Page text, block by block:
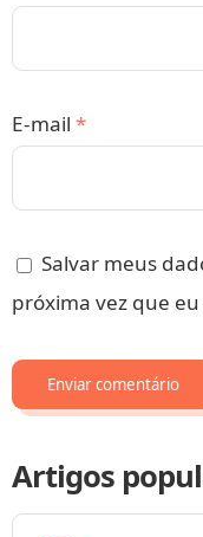
E-mail *
Salvar meus
próxima vez que
Artigos